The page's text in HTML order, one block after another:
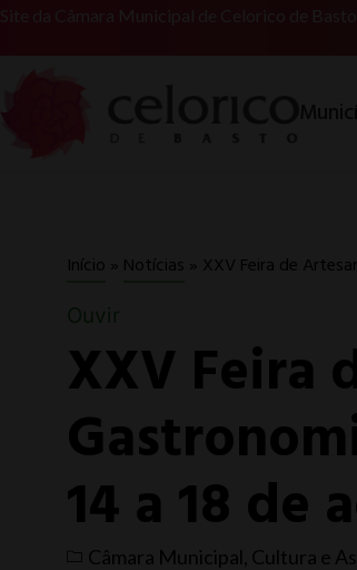
Início » Notícias »
XXV Feira
14 a 18 de
Câmara Municipal, Cultura e